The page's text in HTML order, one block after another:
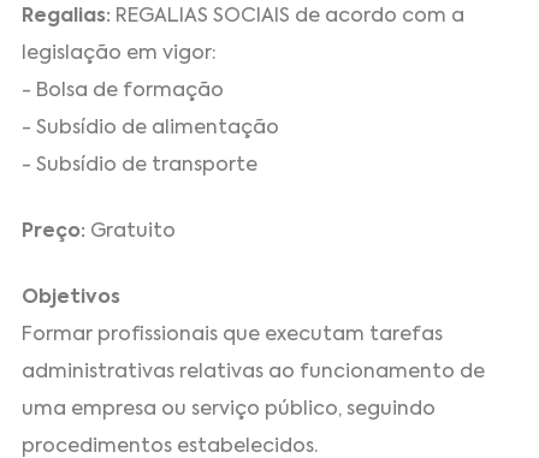
Regalias: REGALIAS SOCIAIS de acordo com a
legislação em vigor:
- Bolsa de formação
- Subsídio de alimentação
- Subsídio de transporte
Preço: Gratuito
Objetivos
Formar profissionais que executam tarefas
administrativas relativas ao funcionamento de
uma empresa ou serviço público, seguindo
procedimentos estabelecidos.